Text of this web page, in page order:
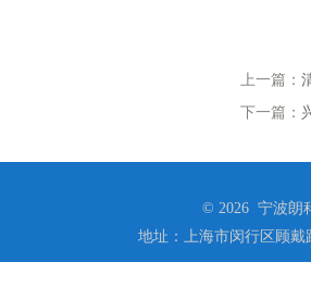
上一篇：
下一篇：
© 2026 宁波朗
地址：上海市闵行区顾